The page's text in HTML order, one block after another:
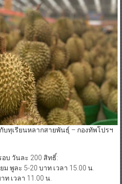
กับทุเรียนหลากสายพันธุ์ – กองทัพโปรฯ
บ วันละ 200 สิทธิ์:
พูละ 5-20 บาท เวลา 15.00 น.
ท เวลา 11.00 น.